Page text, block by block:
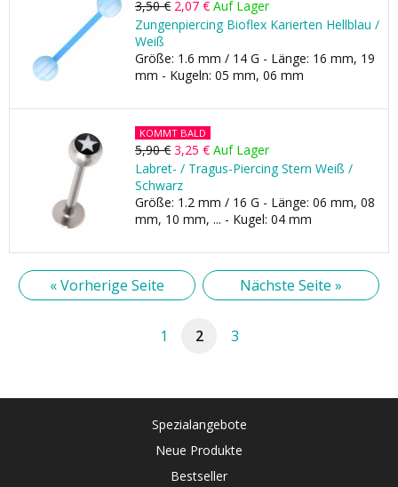
3,50 € 2,07 € Auf Lager
Zungenpiercing Bioflex Karierten Hellblau /
Weiß
Größe: 1.6 mm / 14 G - Länge: 16 mm, 19
mm - Kugeln: 05 mm, 06 mm
KOMMT BALD
5,90 € 3,25 € Auf Lager
Labret- / Tragus-Piercing Stern Weiß /
Schwarz
Größe: 1.2 mm / 16 G - Länge: 06 mm, 08
mm, 10 mm, ... - Kugel: 04 mm
« Vorherige Seite Nächste Seite »
1 2 3
Spezialangebote
Neue Produkte
Bestseller